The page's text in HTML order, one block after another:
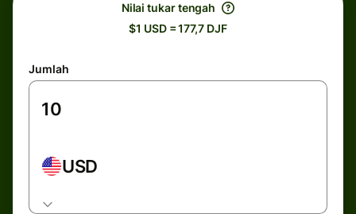
Nilai tukar tengah
$1 USD = 177,7 DJF
Jumlah
USD